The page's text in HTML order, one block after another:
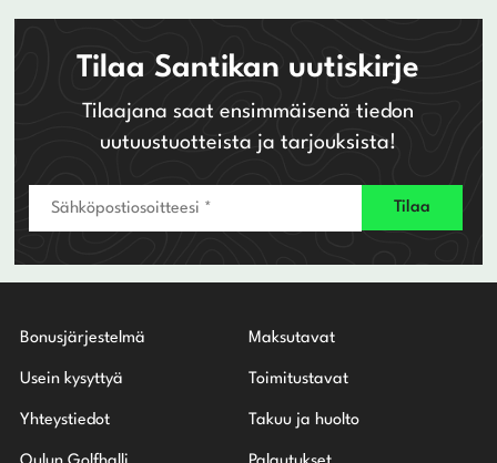
Tilaa Santikan uutiskirje
Tilaajana saat ensimmäisenä tiedon
uutuustuotteista ja tarjouksista!
Bonusjärjestelmä
Usein kysyttyä
Yhteystiedot
Maksutavat
Toimitustavat
Takuu ja huolto